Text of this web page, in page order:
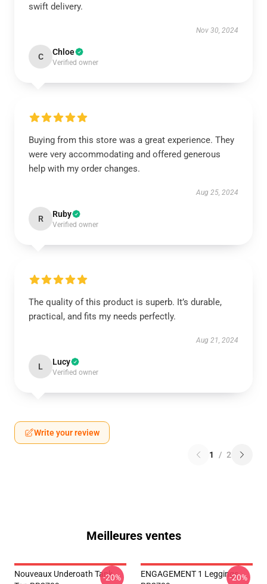
swift delivery.
Nov 30, 2024
C Chloe
Verified owner
Buying from this store was a great experience. They
were very accommodating and offered generous
help with my order changes.
Aug 25, 2024
R Ruby
Verified owner
The quality of this product is superb. It’s durable,
practical, and fits my needs perfectly.
Aug 21, 2024
L Lucy
Verified owner
Write your review
1 / 2
Meilleures ventes
Nouveaux Underoath Tank-20%
ENGAGEMENT 1 Leggings-20%